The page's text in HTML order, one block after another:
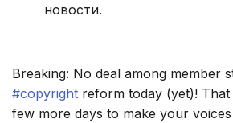
новости.
Breaking: No deal among member
#copyright reform today (yet)!
few more days to make your